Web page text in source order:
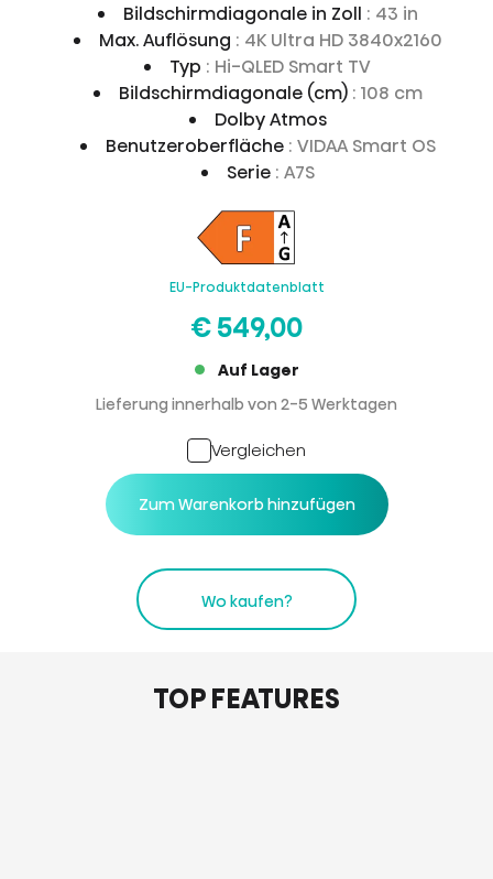
Bildschirmdiagonale in Zoll : 43 in
Max. Auflösung : 4K Ultra HD 3840x2160
Typ : Hi-QLED Smart TV
Bildschirmdiagonale (cm) : 108 cm
Dolby Atmos
Benutzeroberfläche : VIDAA Smart OS
Serie : A7S
EU-Produktdatenblatt
€ 549,00
Auf Lager
Lieferung innerhalb von 2-5 Werktagen
Vergleichen
Zum Warenkorb hinzufügen
Wo kaufen?
TOP FEATURES